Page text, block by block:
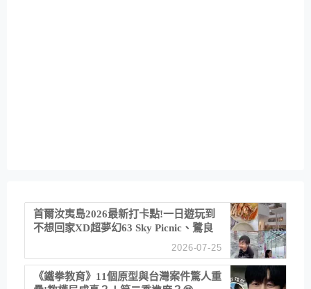
首爾汝夷島2026最新打卡點!一日遊玩到
不想回家XD超夢幻63 Sky Picnic、鷺良
津帝王蟹大餐、《淚之女王》拍攝地、漢
江公園免費玩水
2026-07-25
《鐵拳教育》11個原型與台灣案件驚人重